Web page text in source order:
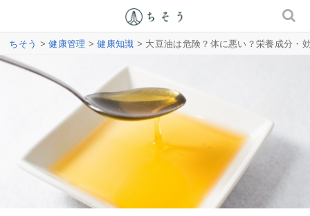
ちそう >健康管理 >健康知識 > 大豆油は危険？体に悪い？栄養成分・